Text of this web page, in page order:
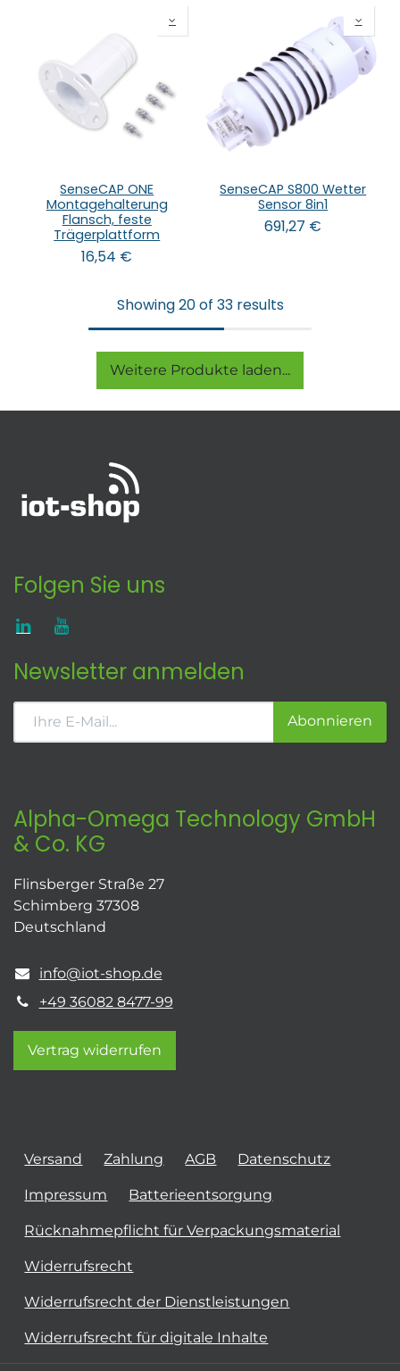
SenseCAP ONE
Montagehalterung
Flansch, feste
Trägerplattform
16,54 €
SenseCAP S800 Wetter
Sensor 8in1
691,27 €
Showing 20 of 33 results
Weitere Produkte laden...
Folgen Sie uns
Newsletter anmelden
Abonnieren
Alpha-Omega Technology GmbH
& Co. KG
Flinsberger Straße 27
Schimberg 37308
Deutschland
info@iot-shop.de
+49 36082 8477-99
Vertrag widerrufen
Versand Zahlung AGB Datenschutz
Impressum Batterieentsorgung
Rücknahmepflicht für Verpackungsmaterial
Widerrufsrecht
Widerrufsrecht der Dienstleistungen
Widerrufsrecht für digitale Inhalte